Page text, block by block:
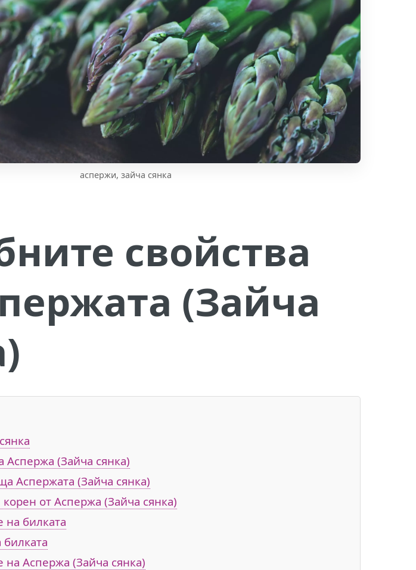
аспержи, зайча сянка
свойства
(Зайча
Аспержа (Зайча сянка)
Аспержата (Зайча сянка)
от Аспержа (Зайча сянка)
билката
Аспержа (Зайча сянка)